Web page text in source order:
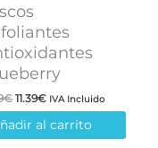
€El
precio
original
era:
11.39€El
precio
actual
es:
IVA Incluido
al carrito